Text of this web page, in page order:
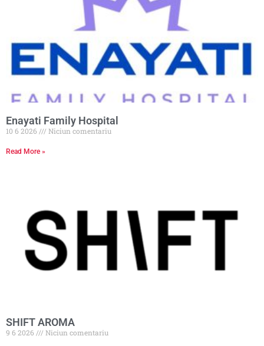
Enayati Family Hospital
10 6 2026 Niciun comentariu
Read More »
SHIFT AROMA
9 6 2026 Niciun comentariu